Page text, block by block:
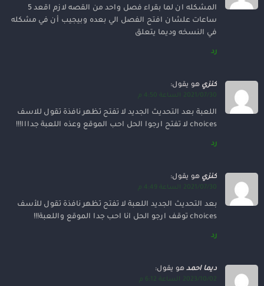
المشكله ان لما بقراء فصل واحد من القصه لازم اقعد 5
ساعات علشان افتح الفصل الي بعده وبيجيب أن في مشكله
في النسخه وديما يتعلق
رد
كنزي هو يقول:
2021/07/30 الساعة 4:50 م
اللعبة بعد التحديث الجديد لا تفتح تظهر نافذة تقول للاسف
choices لا تفتح ارجوا الحل احب الموقع وعذه اللعبة جدااا!!!
رد
كنزي هو يقول:
2021/07/30 الساعة 4:49 م
بعد التحديث الجديد اللعبة لا تفتح تظهر نافذة تقول للأسف
choices توقف ارجو الحل انا احب جدا الموقع واللعبة!!!
رد
ديما احمد هو يقول:
2023/10/02 الساعة 6:12 م